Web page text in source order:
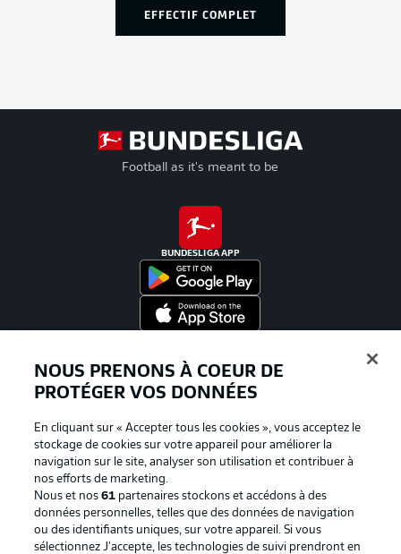
EFFECTIF COMPLET
Football as it's meant to be
BUNDESLIGA APP
NOUS PRENONS À COEUR DE
PROTÉGER VOS DONNÉES
En cliquant sur « Accepter tous les cookies », vous acceptez le
stockage de cookies sur votre appareil pour améliorer la
navigation sur le site, analyser son utilisation et contribuer à
nos efforts de marketing.
Nous et nos61 partenaires stockons et accédons à des
données personnelles, telles que des données de navigation
ou des identifiants uniques, sur votre appareil. Si vous
sélectionnez J'accepte, les technologies de suivi prendront en